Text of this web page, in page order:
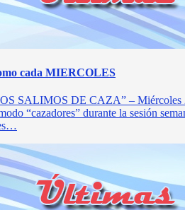
cada MIERCOLES
SALIMOS DE CAZA” – Miércoles
“cazadores” durante la sesión